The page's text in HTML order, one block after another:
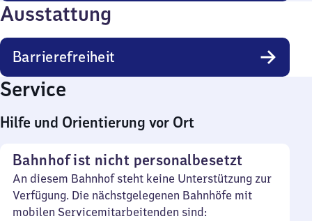
Ausstattung
Barrierefreiheit
Service
Hilfe und Orientierung vor Ort
Bahnhof ist nicht personalbesetzt
An diesem Bahnhof steht keine Unterstützung zur
Verfügung. Die nächstgelegenen Bahnhöfe mit
mobilen Servicemitarbeitenden sind: